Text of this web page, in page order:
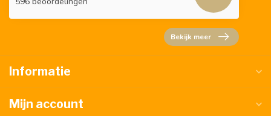
Bekijk meer
Informatie
Mijn account